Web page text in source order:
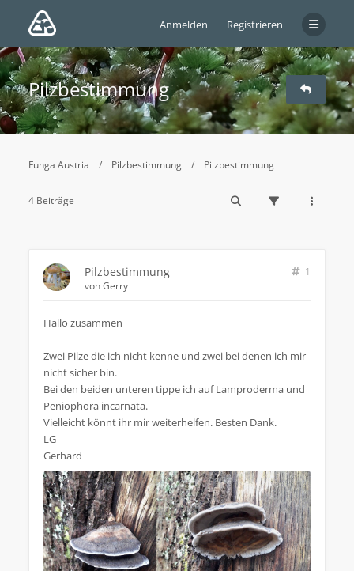
Anmelden Registrieren
Pilzbestimmung
Funga Austria Pilzbestimmung Pilzbestimmung
4 Beiträge
Pilzbestimmung
1
vonGerry
Hallo zusammen
Zwei Pilze die ich nicht kenne und zwei bei denen ich mir
nicht sicher bin.
Bei den beiden unteren tippe ich auf Lamproderma und
Peniophora incarnata.
Vielleicht könnt ihr mir weiterhelfen. Besten Dank.
LG
Gerhard